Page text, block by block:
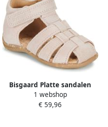
Bisgaard Platte sandalen
CARLY
1 webshop
€ 59,96